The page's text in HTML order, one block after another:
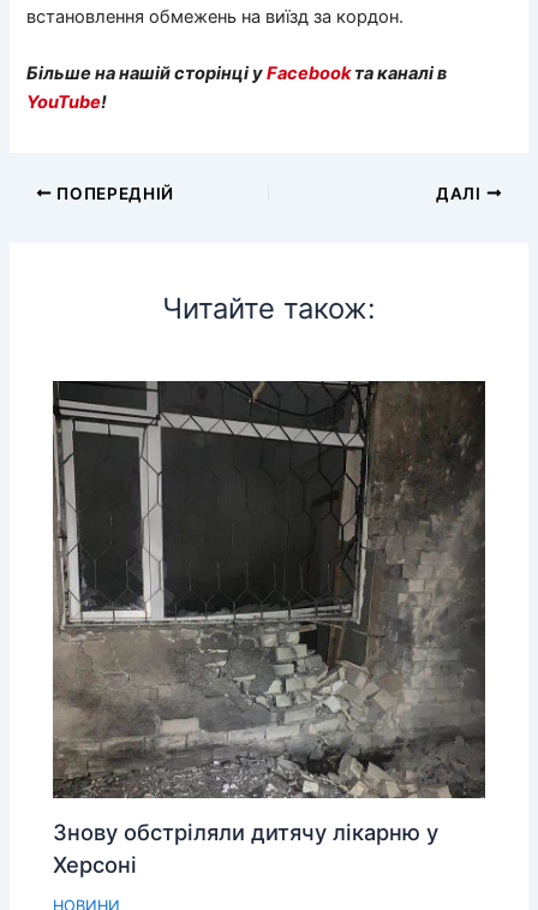
встановлення обмежень на виїзд за кордон.
Більше на нашій сторінці уFacebookта каналі в
YouTube!
ПОПЕРЕДНІЙ ДАЛІ
Читайте також:
Знову обстріляли дитячу лікарню у
Херсоні
НОВИНИ